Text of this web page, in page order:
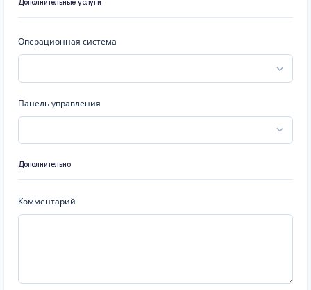
Дополнительные услуги
Операционная система
Панель управления
Дополнительно
Комментарий